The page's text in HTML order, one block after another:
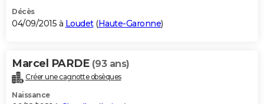
Décès
04/09/2015 à Loudet(Haute-Garonne)
Marcel PARDE (93 ans)
Créer une cagnotte obsèques
Naissance